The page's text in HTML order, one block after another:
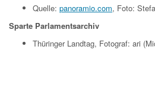
Quelle: panoramio.com, Foto:
Sparte Parlamentsarchiv
Thüringer Landtag, Fotograf: ari